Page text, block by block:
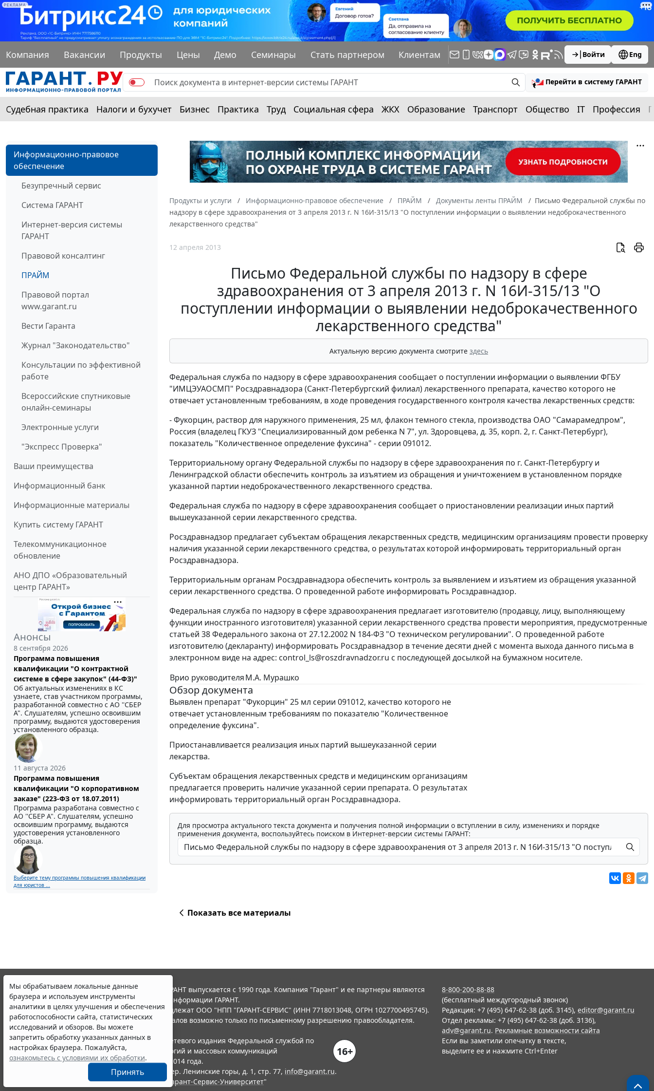
РЕКЛАМА
Компания Вакансии Продукты Цены Демо Семинары Стать партнером Клиентам Войти Eng
Перейти в систему ГАРАНТ
Судебная практика Налоги и бухучет Бизнес Практика Труд Социальная сфера ЖКХ Образование Транспорт Общество IT Профессия
Информационно-правовое
обеспечение
Безупречный сервис
Система ГАРАНТ
Интернет-версия системы
ГАРАНТ
Правовой консалтинг
ПРАЙМ
Правовой портал
www.garant.ru
Вести Гаранта
Журнал "Законодательство"
Консультации по эффективной
работе
Всероссийские спутниковые
онлайн-семинары
Электронные услуги
"Экспресс Проверка"
Ваши преимущества
Информационный банк
Информационные материалы
Купить систему ГАРАНТ
Телекоммуникационное
обновление
АНО ДПО «Образовательный
центр ГАРАНТ»
Анонсы
8 сентября 2026
Программа повышения
квалификации "О контрактной
системе в сфере закупок" (44-ФЗ)"
Об актуальных изменениях в КС
узнаете, став участником программы,
разработанной совместно с АО ''СБЕР
А". Слушателям, успешно освоившим
программу, выдаются удостоверения
установленного образца.
11 августа 2026
Программа повышения
квалификации "О корпоративном
заказе" (223-ФЗ от 18.07.2011)
Программа разработана совместно с
АО ''СБЕР А". Слушателям, успешно
освоившим программу, выдаются
удостоверения установленного
образца.
Выберите тему программы повышения квалификации
для юристов ...
Продукты и услуги Информационно-правовое обеспечение ПРАЙМ Документы ленты ПРАЙМ
Письмо Федеральной службы по
надзору в сфере здравоохранения от 3 апреля 2013 г. N 16И-315/13 "О поступлении информации о выявлении недоброкачественного
лекарственного средства"
12 апреля 2013
Письмо Федеральной службы по надзору в сфере
здравоохранения от 3 апреля 2013 г. N 16И-315/13 "О
поступлении информации о выявлении недоброкачественного
лекарственного средства"
Актуальную версию документа смотрите здесь
Федеральная служба по надзору в сфере здравоохранения сообщает о поступлении информации о выявлении ФГБУ
"ИМЦЭУАОСМП" Росздравнадзора (Санкт-Петербургский филиал) лекарственного препарата, качество которого не
отвечает установленным требованиям, в ходе проведения государственного контроля качества лекарственных средств:
- Фукорцин, раствор для наружного применения, 25 мл, флакон темного стекла, производства ОАО "Самарамедпром",
Россия (владелец ГКУЗ "Специализированный дом ребенка N 7", ул. Здоровцева, д. 35, корп. 2, г. Санкт-Петербург),
показатель "Количественное определение фуксина" - серии 091012.
Территориальному органу Федеральной службы по надзору в сфере здравоохранения по г. Санкт-Петербургу и
Ленинградской области обеспечить контроль за изъятием из обращения и уничтожением в установленном порядке
указанной партии недоброкачественного лекарственного средства.
Федеральная служба по надзору в сфере здравоохранения сообщает о приостановлении реализации иных партий
вышеуказанной серии лекарственного средства.
Росздравнадзор предлагает субъектам обращения лекарственных средств, медицинским организациям провести проверку
наличия указанной серии лекарственного средства, о результатах которой информировать территориальный орган
Росздравнадзора.
Территориальным органам Росздравнадзора обеспечить контроль за выявлением и изъятием из обращения указанной
серии лекарственного средства. О проведенной работе информировать Росздравнадзор.
Федеральная служба по надзору в сфере здравоохранения предлагает изготовителю (продавцу, лицу, выполняющему
функции иностранного изготовителя) указанной серии лекарственного средства провести мероприятия, предусмотренные
статьей 38 Федерального закона от 27.12.2002 N 184-ФЗ "О техническом регулировании". О проведенной работе
изготовителю (декларанту) информировать Росздравнадзор в течение десяти дней с момента выхода данного письма в
электронном виде на адрес: control_ls@roszdravnadzor.ru с последующей досылкой на бумажном носителе.
Врио руководителяМ.А. Мурашко
Обзор документа
Выявлен препарат "Фукорцин" 25 мл серии 091012, качество которого не
отвечает установленным требованиям по показателю "Количественное
определение фуксина".
Приостанавливается реализация иных партий вышеуказанной серии
лекарства.
Субъектам обращения лекарственных средств и медицинским организациям
предлагается проверить наличие указанной серии препарата. О результатах
информировать территориальный орган Росздравнадзора.
Для просмотра актуального текста документа и получения полной информации о вступлении в силу, изменениях и порядке
применения документа, воспользуйтесь поиском в Интернет-версии системы ГАРАНТ:
Показать все материалы
Мы обрабатываем локальные данные
браузера и используем инструменты
аналитики в целях улучшения и обеспечения
работоспособности сайта, статистических
исследований и обзоров. Вы можете
запретить обработку указанных данных в
настройках браузера. Пожалуйста,
ознакомьтесь с условиями их обработки.
Принять
© ООО "НПП "ГАРАНТ-СЕРВИС", 2026. Система ГАРАНТ выпускается с 1990 года. Компания "Гарант" и ее партнеры являются
участниками Российской ассоциации правовой информации ГАРАНТ.
Все права на материалы сайта ГАРАНТ.РУ принадлежат ООО "НПП "ГАРАНТ-СЕРВИС" (ИНН 7718013048, ОГРН 1027700495745).
Полное или частичное воспроизведение материалов возможно только по письменному разрешению правообладателя.
Правила использования портала.
Портал ГАРАНТ.РУ зарегистрирован в качестве сетевого издания Федеральной службой по
надзору в сфере связи,информационных технологий и массовых коммуникаций
(Роскомнадзором), Эл № ФС77-58365 от 18 июня 2014 года.
16+
ООО "НПП "ГАРАНТ-СЕРВИС", 119234, г. Москва, тер. Ленинские горы, д. 1, стр. 77, info@garant.ru.
Разработчик ЭПС Система ГАРАНТ – ООО "НПП "
Гарант-Сервис-Университет"
8-800-200-88-88
(бесплатный междугородный звонок)
Редакция: +7 (495) 647-62-38 (доб. 3145), editor@garant.ru
Отдел рекламы: +7 (495) 647-62-38 (доб. 3136),
adv@garant.ru. Рекламные возможности сайта
Если вы заметили опечатку в тексте,
выделите ее и нажмите Ctrl+Enter